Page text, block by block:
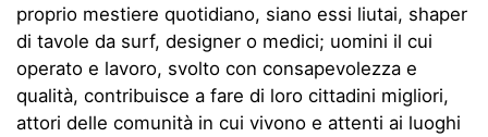
proprio mestiere quotidiano, siano essi liutai, shaper
di tavole da surf, designer o medici; uomini il cui
operato e lavoro, svolto con consapevolezza e
qualità, contribuisce a fare di loro cittadini migliori,
attori delle comunità in cui vivono e attenti ai luoghi